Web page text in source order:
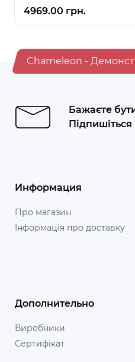
4969.00 грн.
Chameleon -
Бажаєте
Информация
Про магазин
Інформація про доставку
Дополнительно
Виробники
Сертифікат